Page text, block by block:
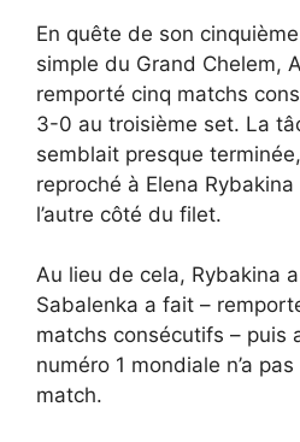
En quête de son
simple du Grand Chelem,
remporté cinq matchs
3-0 au troisième set. La
semblait presque
reproché à Elena Rybakina
l’autre côté du filet.
Au lieu de cela, Rybakina
Sabalenka a fait –
matchs consécutifs – puis
numéro 1 mondiale n’a
match.